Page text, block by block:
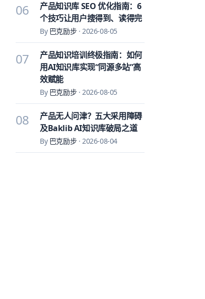
06
产品知识库 SEO 优化指南：6
个技巧让用户搜得到、读得完
By 巴克励步·2026-08-05
07
产品知识培训终极指南：如何
用AI知识库实现“同源多站”高
效赋能
By 巴克励步·2026-08-05
08
产品无人问津？五大采用障碍
及Baklib AI知识库破局之道
By 巴克励步·2026-08-04